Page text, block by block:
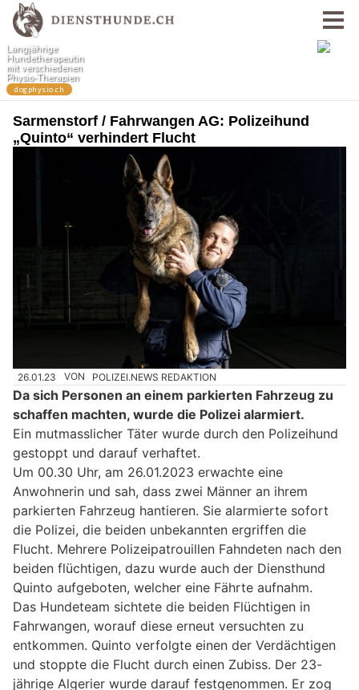
Sarmenstorf / Fahrwangen AG: Polizeihund
„Quinto“ verhindert Flucht
26.01.23 VON POLIZEI.NEWS REDAKTION
Da sich Personen an einem parkierten Fahrzeug zu
schaffen machten, wurde die Polizei alarmiert.
Ein mutmasslicher Täter wurde durch den Polizeihund
gestoppt und darauf verhaftet.
Um 00.30 Uhr, am 26.01.2023 erwachte eine
Anwohnerin und sah, dass zwei Männer an ihrem
parkierten Fahrzeug hantieren. Sie alarmierte sofort
die Polizei, die beiden unbekannten ergriffen die
Flucht. Mehrere Polizeipatrouillen Fahndeten nach den
beiden flüchtigen, dazu wurde auch der Diensthund
Quinto aufgeboten, welcher eine Fährte aufnahm.
Das Hundeteam sichtete die beiden Flüchtigen in
Fahrwangen, worauf diese erneut versuchten zu
entkommen. Quinto verfolgte einen der Verdächtigen
und stoppte die Flucht durch einen Zubiss. Der 23-
jährige Algerier wurde darauf festgenommen. Er zog